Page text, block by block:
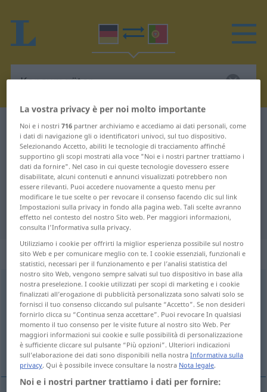
Dizionario Tedesco-Portoghese Konsumgüter
Traduzione Tedesco-Portoghese
per "Konsumgüter"
"Konsumgüter" traduzione
Portoghese
„Konsumgüter“: Neutrum Plural
Konsumgüternpl
Panoramica di tutte le traduzion
(Fai clic sulla/Tocca traduzione per maggiori dettagli)
bens de consumo
La vostra privacy è per noi molto importante
Noi e i nostri716 partner archiviamo e accediamo ai dati personali, come
i dati di navigazione gli o identificatori univoci, sul tuo dispositivo.
Selezionando Accetto, abiliti le tecnologie di tracciamento affinché
supportino gli scopi mostrati alla voce "Noi e i nostri partner trattiamo i
dati da fornire". Nel caso in cui queste tecnologie dovessero essere
disabilitate, alcuni contenuti e annunci visualizzati potrebbero non
essere rilevanti. Puoi accedere nuovamente a questo menu per
modificare le tue scelte o per revocare il consenso facendo clic sul link
Impostazioni sulla privacy in fondo alla pagina web. Tali scelte avranno
effetto nel contesto del nostro Sito web. Per maggiori informazioni,
consulta l'Informativa sulla privacy.
Utilizziamo i cookie per offrirti la miglior esperienza possibile sul nostro
sito Web e per comunicare meglio con te. I cookie essenziali, funzionali e
statistici, necessari per il funzionamento e per l’analisi statistica del
nostro sito Web, vengono sempre salvati sul tuo dispositivo in base alla
nostra preselezione. I cookie utilizzati per scopi di marketing e i cookie
finalizzati all’erogazione di pubblicità personalizzata sono salvati solo se
fornisci il tuo consenso cliccando sul pulsante “Accetto”. Se non desideri
fornirlo clicca su “Continua senza accettare”. Puoi revocare In qualsiasi
momento il tuo consenso per le visite future al nostro sito Web. Per
maggiori informazioni sui cookie e sulle possibilità di personalizzazione
è sufficiente cliccare sul pulsante “Più opzioni”. Ulteriori indicazioni
sull’elaborazione dei dati sono disponibili nella nostraInformativa sulla
privacy. Qui è possibile invece consultare la nostra Nota legale.
Noi e i nostri partner trattiamo i dati per fornire: